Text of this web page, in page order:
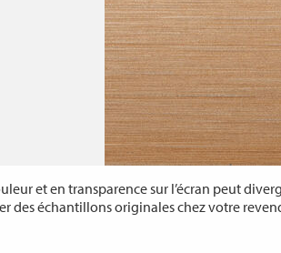
et en transparence sur l’écran peut
des échantillons originales chez votre